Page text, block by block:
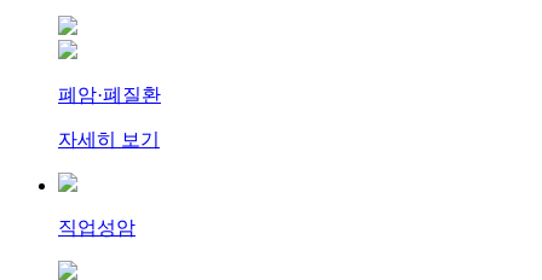
폐암·폐질환
자세히 보기
직업성암